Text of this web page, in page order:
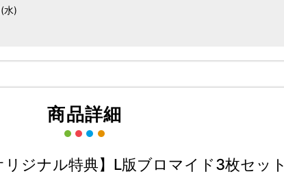
水)
商品詳細
リジナル特典】L版ブロマイド3枚セット